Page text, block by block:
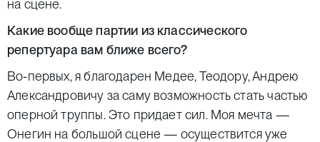
на сцене.
Какие вообще партии из классического
репертуара вам ближе всего?
Во-первых, я благодарен Медее, Теодору, Андрею
Александровичу за саму возможность стать частью
оперной труппы. Это придает сил. Моя мечта —
Онегин на большой сцене — осуществится уже